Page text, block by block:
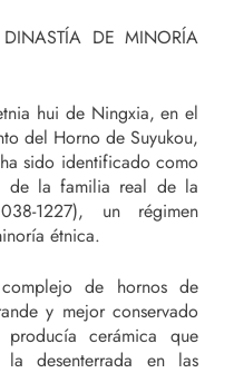
DE MINORÍA
hui de Ningxia, en el
del Horno de Suyukou,
sido identificado como
de la familia real de la
1227), un régimen
étnica.
de hornos de
y mejor conservado
cerámica que
la desenterrada en las